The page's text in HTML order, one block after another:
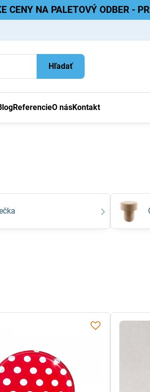
CENY NA PALETOVÝ ODBER -
Hľadať
ReferencieO násKontakt